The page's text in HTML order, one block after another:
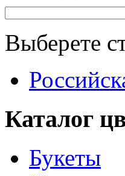
Выберете
Каталог
Букеты